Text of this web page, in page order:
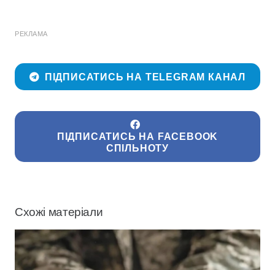
РЕКЛАМА
ПІДПИСАТИСЬ НА TELEGRAM КАНАЛ
ПІДПИСАТИСЬ НА FACEBOOK
СПІЛЬНОТУ
Схожі матеріали